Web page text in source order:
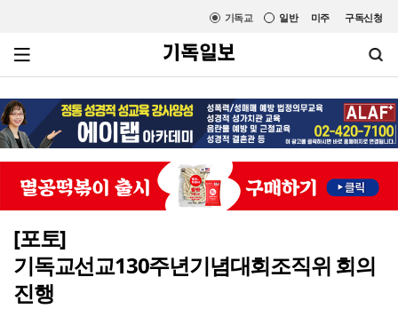
미주 구독신청
일반
기독교
[포토]
기독교선교130주년기념대회조직위 회의
진행